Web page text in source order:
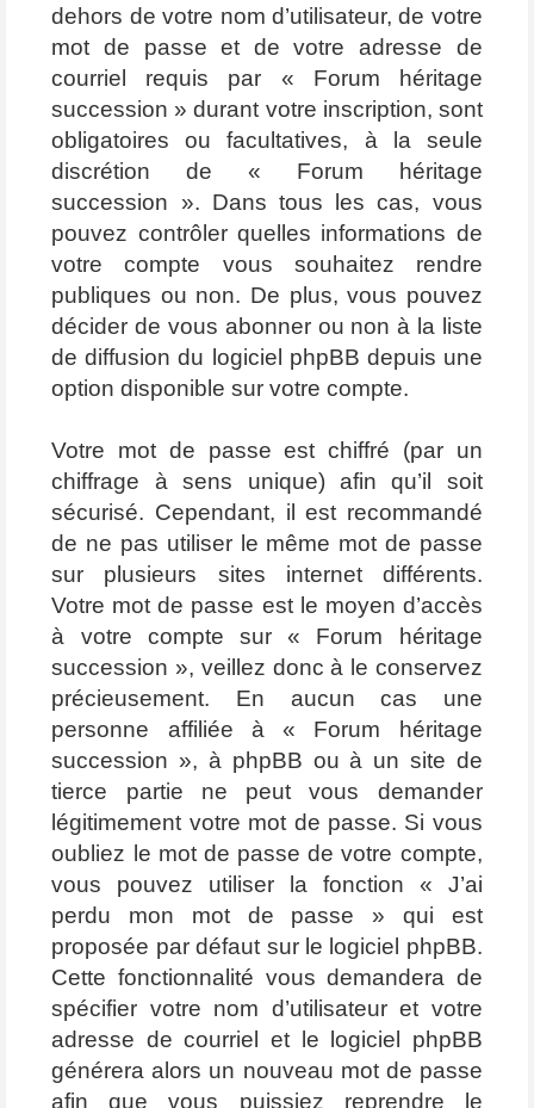
dehors de votre nom d’utilisateur, de votre
mot de passe et de votre adresse de
courriel requis par « Forum héritage
succession » durant votre inscription, sont
obligatoires ou facultatives, à la seule
discrétion de « Forum héritage
succession ». Dans tous les cas, vous
pouvez contrôler quelles informations de
votre compte vous souhaitez rendre
publiques ou non. De plus, vous pouvez
décider de vous abonner ou non à la liste
de diffusion du logiciel phpBB depuis une
option disponible sur votre compte.
Votre mot de passe est chiffré (par un
chiffrage à sens unique) afin qu’il soit
sécurisé. Cependant, il est recommandé
de ne pas utiliser le même mot de passe
sur plusieurs sites internet différents.
Votre mot de passe est le moyen d’accès
à votre compte sur « Forum héritage
succession », veillez donc à le conservez
précieusement. En aucun cas une
personne affiliée à « Forum héritage
succession », à phpBB ou à un site de
tierce partie ne peut vous demander
légitimement votre mot de passe. Si vous
oubliez le mot de passe de votre compte,
vous pouvez utiliser la fonction « J’ai
perdu mon mot de passe » qui est
proposée par défaut sur le logiciel phpBB.
Cette fonctionnalité vous demandera de
spécifier votre nom d’utilisateur et votre
adresse de courriel et le logiciel phpBB
générera alors un nouveau mot de passe
afin que vous puissiez reprendre le